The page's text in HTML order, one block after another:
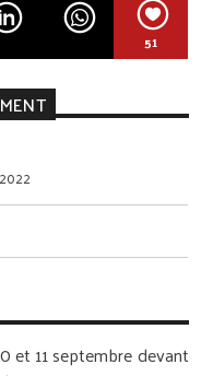
51
et 11 septembre devant